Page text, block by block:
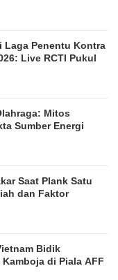
Laga Penentu Kontra
Live RCTI Pukul
Mitos
Sumber Energi
Saat Plank Satu
dan Faktor
Bidik
di Piala AFF